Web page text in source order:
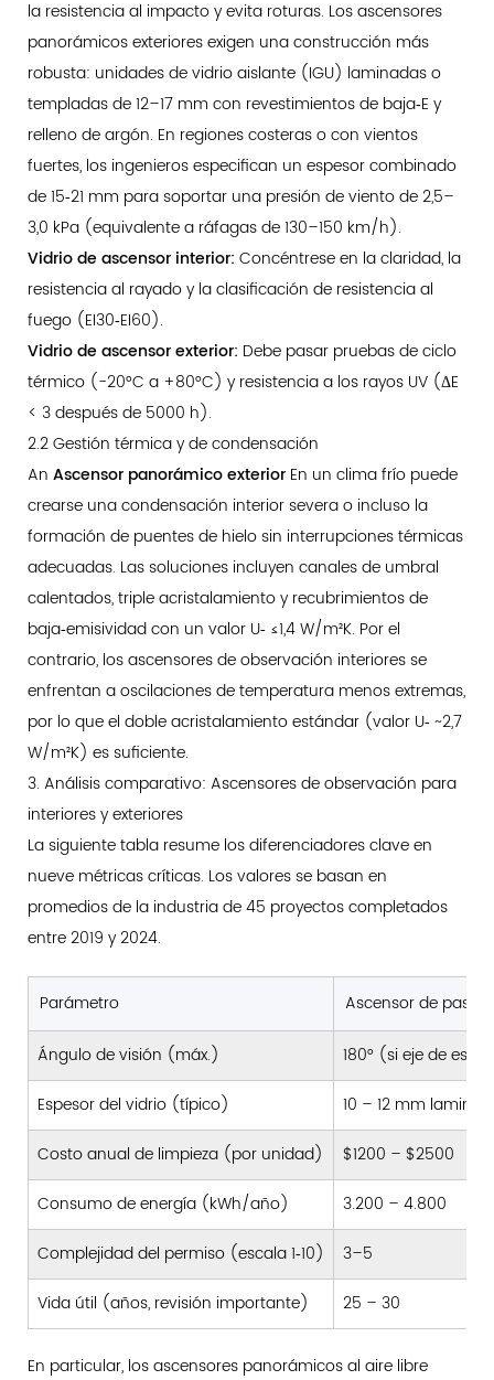
la resistencia al impacto y evita roturas. Los ascensores
panorámicos exteriores exigen una construcción más
robusta: unidades de vidrio aislante (IGU) laminadas o
templadas de 12–17 mm con revestimientos de baja‑E y
relleno de argón. En regiones costeras o con vientos
fuertes, los ingenieros especifican un espesor combinado
de 15‑21 mm para soportar una presión de viento de 2,5–
3,0 kPa (equivalente a ráfagas de 130–150 km/h).
Vidrio de ascensor interior: Concéntrese en la claridad, la
resistencia al rayado y la clasificación de resistencia al
fuego (EI30‑EI60).
Vidrio de ascensor exterior: Debe pasar pruebas de ciclo
térmico (-20°C a +80°C) y resistencia a los rayos UV (ΔE
< 3 después de 5000 h).
2.2 Gestión térmica y de condensación
An Ascensor panorámico exterior En un clima frío puede
crearse una condensación interior severa o incluso la
formación de puentes de hielo sin interrupciones térmicas
adecuadas. Las soluciones incluyen canales de umbral
calentados, triple acristalamiento y recubrimientos de
baja‑emisividad con un valor U‑ ≤1,4 W/m²K. Por el
contrario, los ascensores de observación interiores se
enfrentan a oscilaciones de temperatura menos extremas,
por lo que el doble acristalamiento estándar (valor U‑ ~2,7
W/m²K) es suficiente.
3. Análisis comparativo: Ascensores de observación para
interiores y exteriores
La siguiente tabla resume los diferenciadores clave en
nueve métricas críticas. Los valores se basan en
promedios de la industria de 45 proyectos completados
entre 2019 y 2024.
Parámetro Ascensor de
Ángulo de visión (máx.)
180° (si eje de
Espesor del vidrio (típico)
10 – 12 mm
Costo anual de limpieza (por unidad)
$1200 – $2500
Consumo de energía (kWh/año)
3.200 – 4.800
Complejidad del permiso (escala 1‑10)
3–5
Vida útil (años, revisión importante)
25 – 30
En particular, los ascensores panorámicos al aire libre